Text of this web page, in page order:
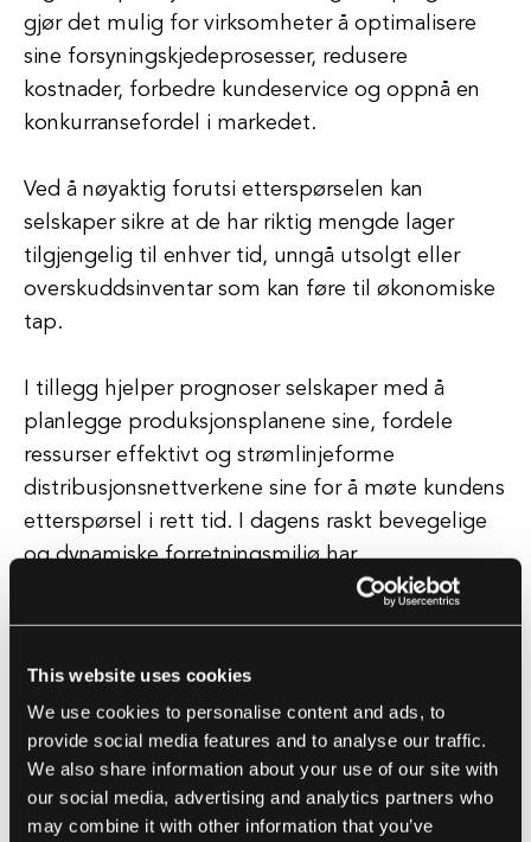
This website uses cookies
We use cookies to personalise content and ads, to
provide social media features and to analyse our traffic.
We also share information about your use of our site with
our social media, advertising and analytics partners who
may combine it with other information that you’ve
gjør det mulig for virksomheter å optimalisere
sine forsyningskjedeprosesser, redusere
kostnader, forbedre kundeservice og oppnå en
konkurransefordel i markedet.
Ved å nøyaktig forutsi etterspørselen kan
selskaper sikre at de har riktig mengde lager
tilgjengelig til enhver tid, unngå utsolgt eller
overskuddsinventar som kan føre til økonomiske
tap.
I tillegg hjelper prognoser selskaper med å
planlegge produksjonsplanene sine, fordele
ressurser effektivt og strømlinjeforme
distribusjonsnettverkene sine for å møte kundens
etterspørsel i rett tid. I dagens raskt bevegelige
og dynamiske forretningsmiljø har
logistikkprognoser blitt stadig viktigere for
selskaper som ønsker å ligge foran
markedsforhold.
Med hjelp av avanserte dataanalyseverktøy og
teknologier kan bedrifter generere mer nøyaktige
prognoser, identifisere potensielle risikoer og